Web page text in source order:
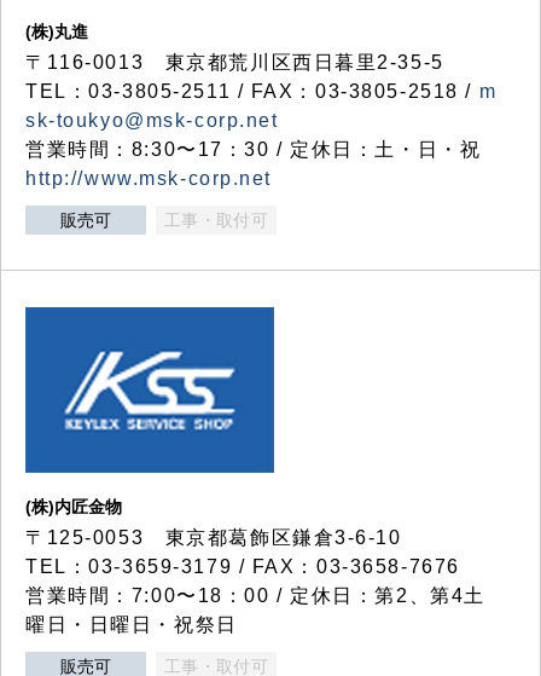
(株)丸進
〒116-0013 東京都荒川区西日暮里2-35-5
TEL：03-3805-2511 / FAX：03-3805-2518 / m
sk-toukyo@msk-corp.net
営業時間：8:30〜17：30 / 定休日：土・日・祝
http://www.msk-corp.net
販売可 工事・取付可
(株)内匠金物
〒125-0053 東京都葛飾区鎌倉3-6-10
TEL：03-3659-3179 / FAX：03-3658-7676
営業時間：7:00〜18：00 / 定休日：第2、第4土
曜日・日曜日・祝祭日
販売可 工事・取付可